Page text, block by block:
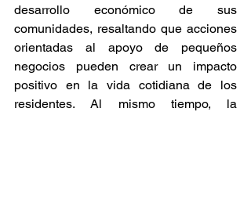
desarrollo económico de sus
comunidades, resaltando que acciones
orientadas al apoyo de pequeños
negocios pueden crear un impacto
positivo en la vida cotidiana de los
residentes. Al mismo tiempo, la